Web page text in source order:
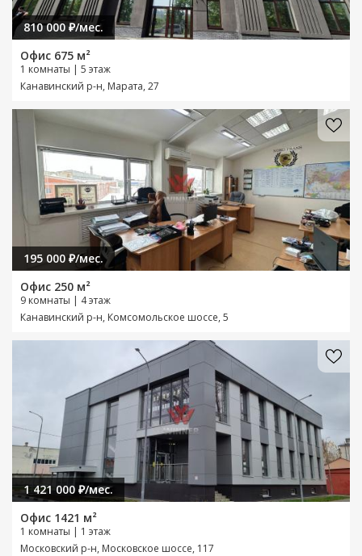
810 000 ₽/мес.
Офис 675 м²
1 комнаты | 5 этаж
Канавинский р-н, Марата, 27
195 000 ₽/мес.
Офис 250 м²
9 комнаты | 4 этаж
Канавинский р-н, Комсомольское шоссе, 5
1 421 000 ₽/мес.
Офис 1421 м²
1 комнаты | 1 этаж
Московский р-н, Московское шоссе, 117